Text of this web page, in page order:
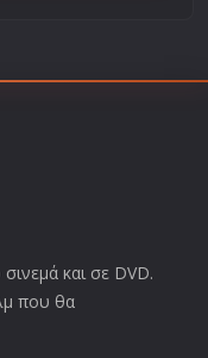
σινεμά και σε DVD.
που θα